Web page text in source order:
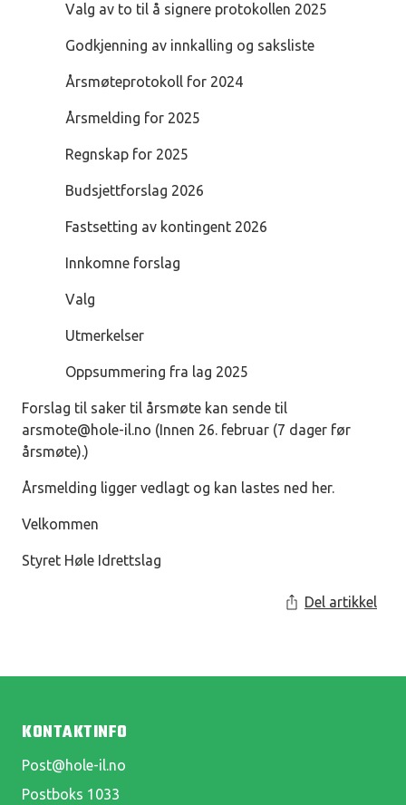
Valg av to til å signere protokollen 2025
Godkjenning av innkalling og saksliste
Årsmøteprotokoll for 2024
Årsmelding for 2025
Regnskap for 2025
Budsjettforslag 2026
Fastsetting av kontingent 2026
Innkomne forslag
Valg
Utmerkelser
Oppsummering fra lag 2025
Forslag til saker til årsmøte kan sende til
arsmote@hole-il.no (Innen 26. februar (7 dager før
årsmøte).)
Årsmelding ligger vedlagt og kan lastes ned her.
Velkommen
Styret Høle Idrettslag
Del artikkel
KONTAKTINFO
Post@hole-il.no
Postboks 1033